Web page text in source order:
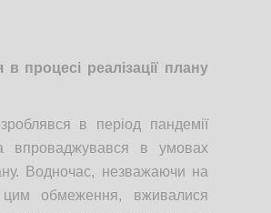
в процесі реалізації плану
в період пандемії
впроваджувався в умовах
Водночас, незважаючи на
цим обмеження, вживалися